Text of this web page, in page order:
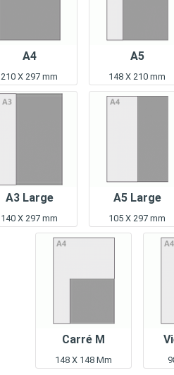
A4
210 X 297 mm
A5
148 X 210 mm
A3 Large
140 X 297 mm
A5 Large
105 X 297 mm
Carré M
148 X 148 Mm